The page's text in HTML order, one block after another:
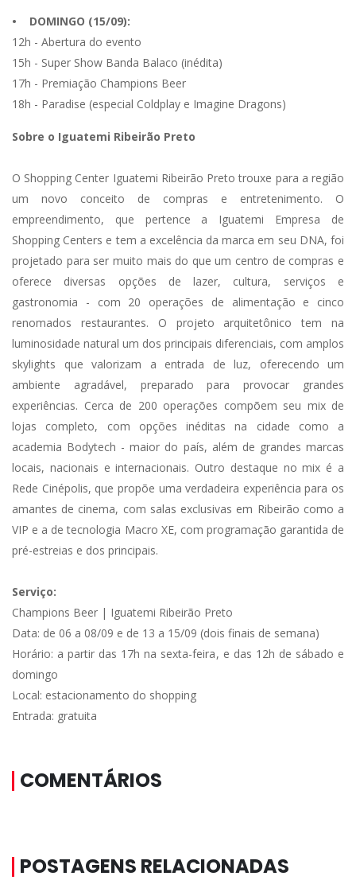
• DOMINGO (15/09):
12h - Abertura do evento
15h - Super Show Banda Balaco (inédita)
17h - Premiação Champions Beer
18h - Paradise (especial Coldplay e Imagine Dragons)
Sobre o Iguatemi Ribeirão Preto
O Shopping Center Iguatemi Ribeirão Preto trouxe para a região
um novo conceito de compras e entretenimento. O
empreendimento, que pertence a Iguatemi Empresa de
Shopping Centers e tem a excelência da marca em seu DNA, foi
projetado para ser muito mais do que um centro de compras e
oferece diversas opções de lazer, cultura, serviços e
gastronomia - com 20 operações de alimentação e cinco
renomados restaurantes. O projeto arquitetônico tem na
luminosidade natural um dos principais diferenciais, com amplos
skylights que valorizam a entrada de luz, oferecendo um
ambiente agradável, preparado para provocar grandes
experiências. Cerca de 200 operações compõem seu mix de
lojas completo, com opções inéditas na cidade como a
academia Bodytech - maior do país, além de grandes marcas
locais, nacionais e internacionais. Outro destaque no mix é a
Rede Cinépolis, que propõe uma verdadeira experiência para os
amantes de cinema, com salas exclusivas em Ribeirão como a
VIP e a de tecnologia Macro XE, com programação garantida de
pré-estreias e dos principais.
Serviço:
Champions Beer | Iguatemi Ribeirão Preto
Data: de 06 a 08/09 e de 13 a 15/09 (dois finais de semana)
Horário: a partir das 17h na sexta-feira, e das 12h de sábado e
domingo
Local: estacionamento do shopping
Entrada: gratuita
COMENTÁRIOS
POSTAGENS RELACIONADAS